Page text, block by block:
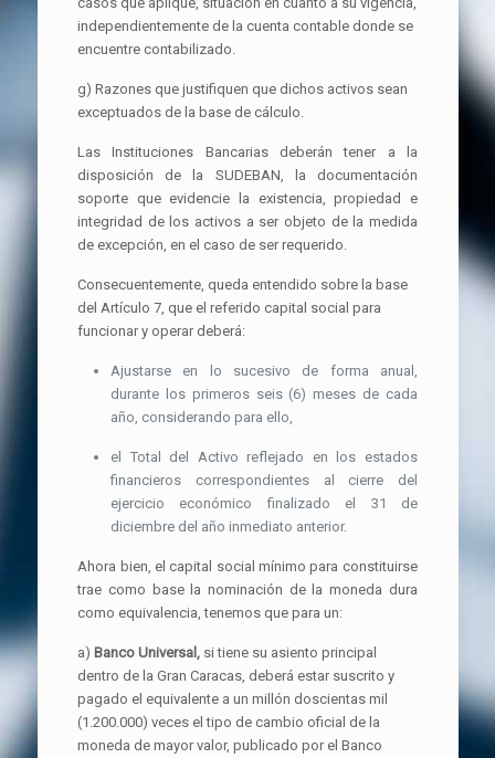
independientemente de la cuenta contable donde se
encuentre contabilizado.
g) Razones que justifiquen que dichos activos sean
exceptuados de la base de cálculo.
Las Instituciones Bancarias deberán tener a la
disposición de la SUDEBAN, la documentación
soporte que evidencie la existencia, propiedad e
integridad de los activos a ser objeto de la medida
de excepción, en el caso de ser requerido.
Consecuentemente, queda entendido sobre la base
del Artículo 7, que el referido capital social para
funcionar y operar deberá:
Ajustarse en lo sucesivo de forma anual,
durante los primeros seis (6) meses de cada
año, considerando para ello,
el Total del Activo reflejado en los estados
financieros correspondientes al cierre del
ejercicio económico finalizado el 31 de
diciembre del año inmediato anterior.
Ahora bien, el capital social mínimo para constituirse
trae como base la nominación de la moneda dura
como equivalencia, tenemos que para un:
a) Banco Universal, si tiene su asiento principal
dentro de la Gran Caracas, deberá estar suscrito y
pagado el equivalente a un millón doscientas mil
(1.200.000) veces el tipo de cambio oficial de la
moneda de mayor valor, publicado por el Banco